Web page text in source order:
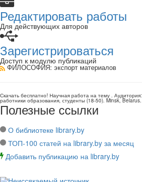
Редактировать работы
Для действующих авторов
Зарегистрироваться
Доступ к модулю публикаций
ФИЛОСОФИЯ: экспорт материалов
Скачать бесплатно! Научная работа на тему . Аудитория:
работники образования, студенты (18-50). Minsk, Belarus.
Полезные ссылки
О библиотеке library.by
ТОП-100 статей на library.by за месяц
Добавить публикацию на library.by